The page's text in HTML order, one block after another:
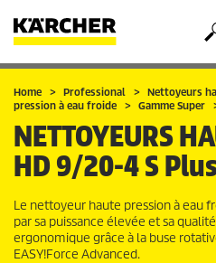
Panier
Mes Favoris
Home Professional Nettoyeurs
pression à eau froide
Gamme Super
NETTOYEURS
HD 9/20-4 S
Le nettoyeur haute pression à eau
par sa puissance élevée et sa
ergonomique grâce à la buse
EASY!Force Advanced.